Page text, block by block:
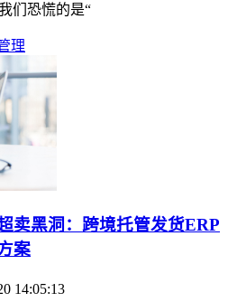
们恐慌的是“
理
卖黑洞：跨境托管发货ERP
案
14:05:13